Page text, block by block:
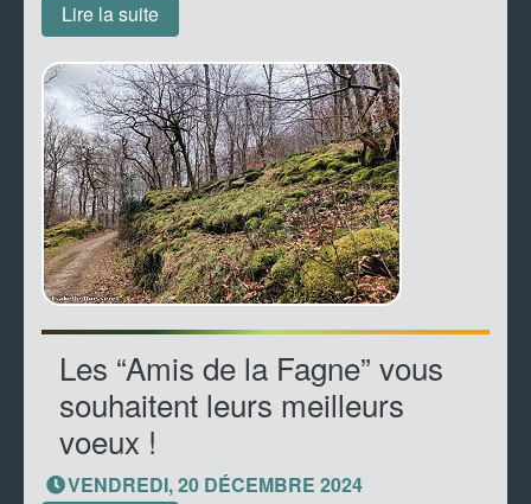
Lire la suite
Les “Amis de la Fagne” vous
souhaitent leurs meilleurs
voeux !
VENDREDI, 20 DÉCEMBRE 2024